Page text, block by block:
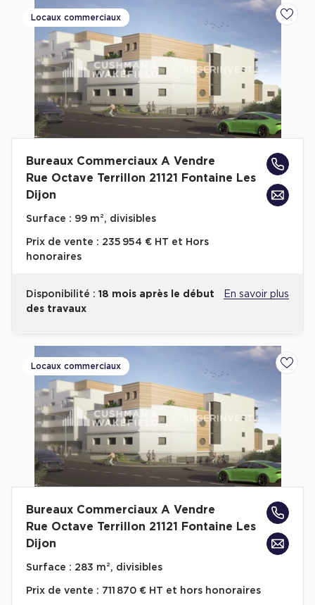
Locaux commerciaux
Bureaux Commerciaux A Vendre
Rue Octave Terrillon 21121 Fontaine Les
Dijon
Surface : 99 m², divisibles
Prix de vente : 235 954 € HT et Hors
honoraires
Disponibilité : 18 mois après le début
des travaux
En savoir plus
Locaux commerciaux
Bureaux Commerciaux A Vendre
Rue Octave Terrillon 21121 Fontaine Les
Dijon
Surface : 283 m², divisibles
Prix de vente : 711 870 € HT et hors honoraires